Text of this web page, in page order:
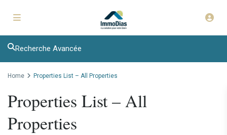
Recherche Avancée
Home Properties List – All Properties
Properties List – All
Properties